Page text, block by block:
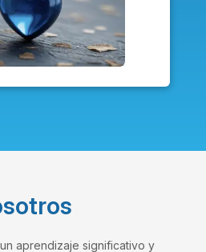
aprendizaje significativo y